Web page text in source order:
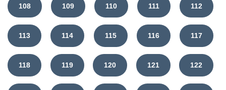
108 109 110 111 112
113 114 115 116 117
118 119 120 121 122